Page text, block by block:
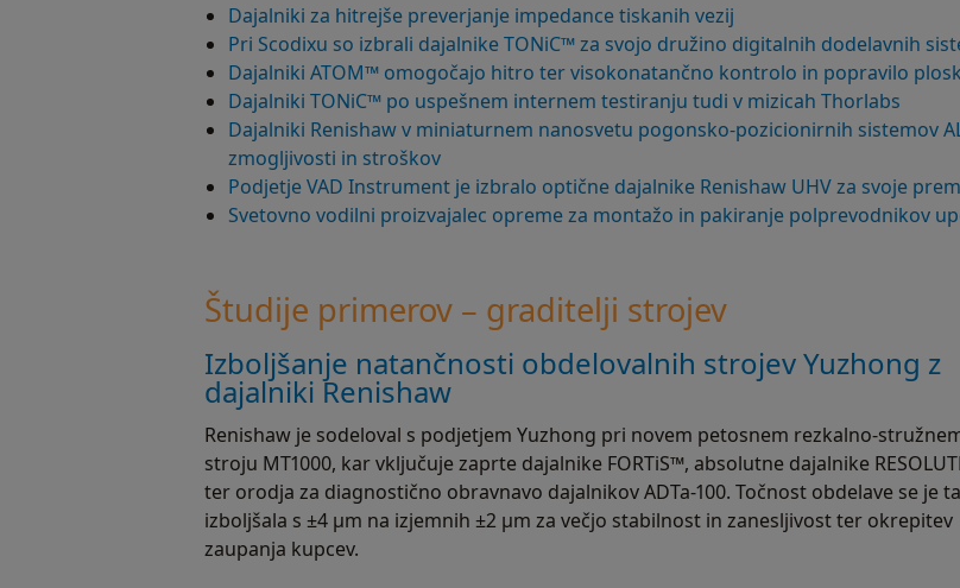
Dajalniki za hitrejše preverjanje impedance tiskanih vezij
Pri Scodixu so izbrali dajalnike TONiC™ za svojo družino digitalnih dodelavnih
Dajalniki ATOM™ omogočajo hitro ter visokonatančno kontrolo in popravilo
Dajalniki TONiC™ po uspešnem internem testiranju tudi v mizicah Thorlabs
Dajalniki Renishaw v miniaturnem nanosvetu pogonsko-pozicionirnih sistemov
zmogljivosti in stroškov
Podjetje VAD Instrument je izbralo optične dajalnike Renishaw UHV za svoje
Svetovno vodilni proizvajalec opreme za montažo in pakiranje polprevodnikov
Študije primerov – graditelji strojev
Izboljšanje natančnosti obdelovalnih strojev Yuzhong z
dajalniki Renishaw
Renishaw je sodeloval s podjetjem Yuzhong pri novem petosnem rezkalno-
stroju MT1000, kar vključuje zaprte dajalnike FORTiS™, absolutne dajalnike
ter orodja za diagnostično obravnavo dajalnikov ADTa-100. Točnost obdelave se je
izboljšala s ±4 µm na izjemnih ±2 µm za večjo stabilnost in zanesljivost ter okrepitev
zaupanja kupcev.